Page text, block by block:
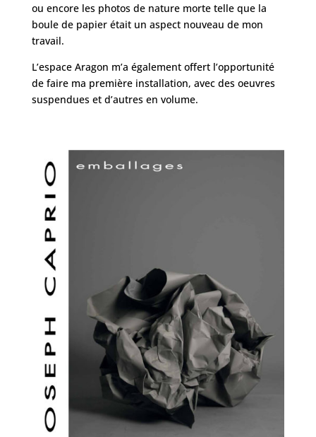
ou encore les photos de nature morte telle que la
boule de papier était un aspect nouveau de mon
travail.
L’espace Aragon m’a également offert l’opportunité
de faire ma première installation, avec des oeuvres
suspendues et d’autres en volume.